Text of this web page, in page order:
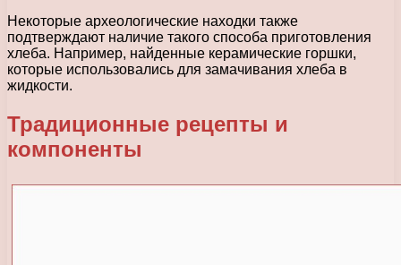
Некоторые археологические находки также
подтверждают наличие такого способа приготовления
хлеба. Например, найденные керамические горшки,
которые использовались для замачивания хлеба в
жидкости.
Традиционные рецепты и
компоненты